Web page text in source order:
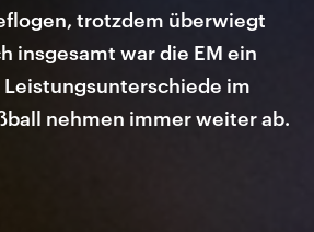
trotzdem überwiegt
insgesamt war die EM ein
Leistungsunterschiede im
nehmen immer weiter ab.